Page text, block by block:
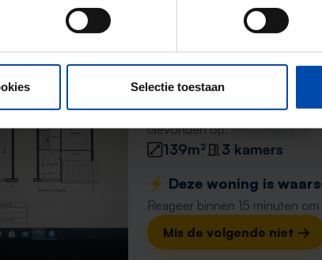
Selectie toestaan
Appartement Maria
Spijkenisse
1 maand geleden gevonden
Gevonden op:Gnagnagna.nl
139m²
3 kamers
⚡️ Deze woning is
Reageer binnen 15 minuten
Mis de volgende niet →